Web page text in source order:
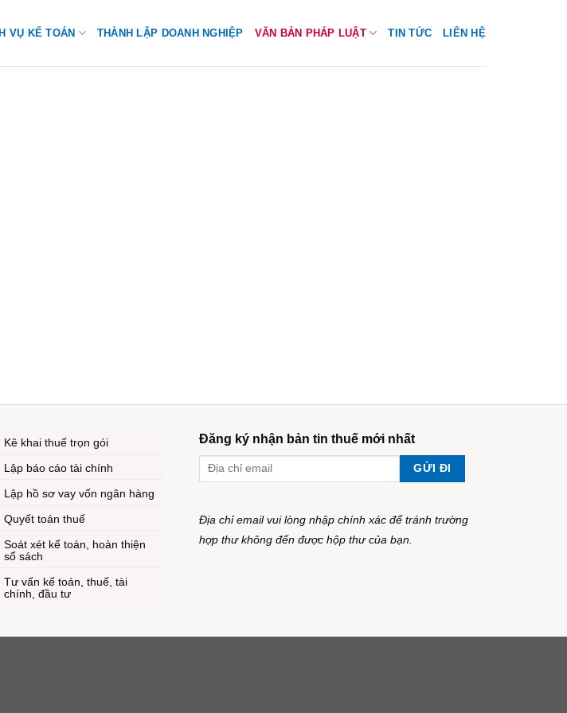
VỤ KẾ TOÁN THÀNH LẬP DOANH NGHIỆP VĂN BẢN PHÁP LUẬT TIN TỨC LIÊN HỆ
Kê khai thuế trọn gói
Lập báo cáo tài chính
Lập hồ sơ vay vốn ngân hàng
Quyết toán thuế
Soát xét kế toán, hoàn thiện
sổ sách
Tư vấn kế toán, thuế, tài
chính, đầu tư
Đăng ký nhận bản tin thuế mới nhất
Địa chỉ email vui lòng nhập chính xác để tránh trường
hợp thư không đến được hộp thư của bạn.